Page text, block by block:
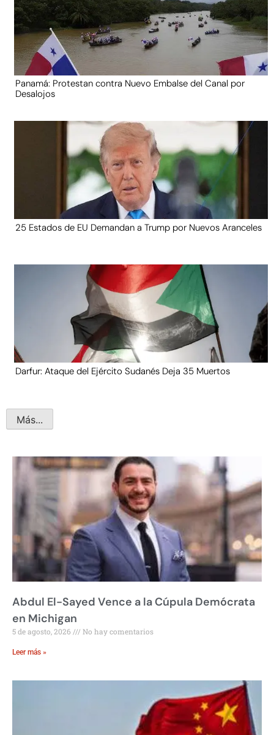
Panamá: Protestan contra Nuevo Embalse del Canal por
Desalojos
25 Estados de EU Demandan a Trump por Nuevos Aranceles
Darfur: Ataque del Ejército Sudanés Deja 35 Muertos
Más...
Abdul El-Sayed Vence a la Cúpula Demócrata
en Michigan
5 de agosto, 2026 No hay comentarios
Leer más »